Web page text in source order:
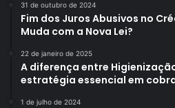
31 de outubro de 2024
Fim dos Juros Abusivos no
Muda com a Nova Lei?
22 de janeiro de 2025
A diferença entre
estratégia essencial em
1 de julho de 2024